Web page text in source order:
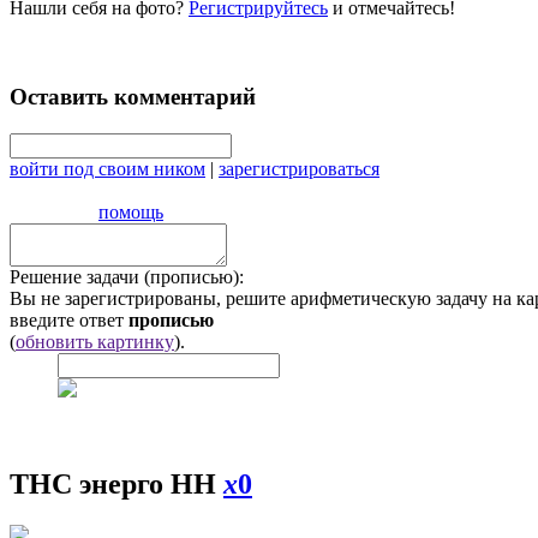
Нашли себя на фото? Регистрируйтесь и отмечайтесь!
Оставить комментарий
войти под своим ником | зарегистрироваться
помощь
Решение задачи (прописью):
Вы не зарегистрированы, решите арифметическую задачу на
введите ответ прописью
(обновить картинку).
ТНС энерго НН x0